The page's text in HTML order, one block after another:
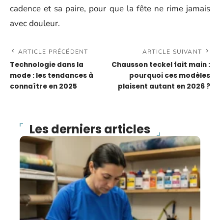
cadence et sa paire, pour que la fête ne rime jamais
avec douleur.
ARTICLE PRÉCÉDENT
Technologie dans la
mode : les tendances à
connaître en 2025
ARTICLE SUIVANT
Chausson teckel fait main :
pourquoi ces modèles
plaisent autant en 2026 ?
Les derniers articles